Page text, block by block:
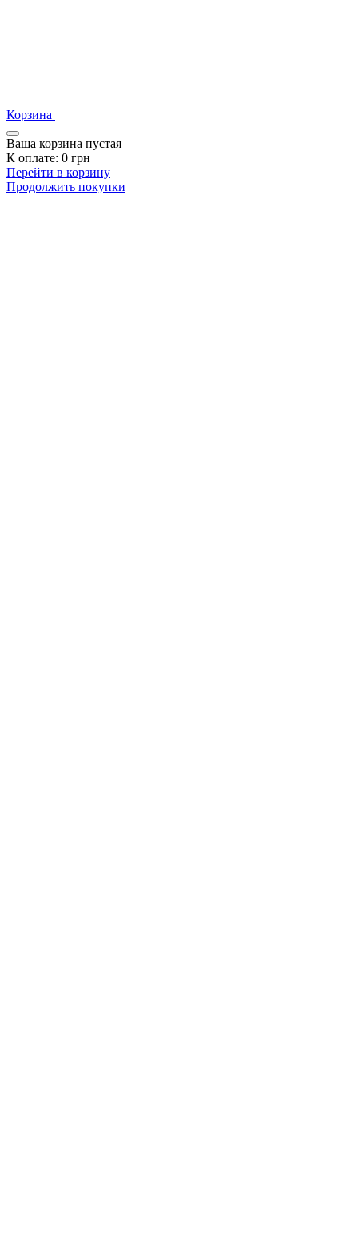
Корзина
Ваша корзина пустая
К оплате: 0 грн
Перейти в корзину
Продолжить покупки